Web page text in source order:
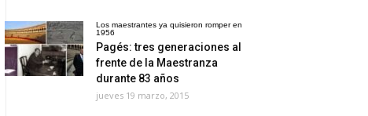
Los maestrantes ya quisieron romper en
1956
Pagés: tres generaciones al
frente de la Maestranza
durante 83 años
jueves 19 marzo, 2015